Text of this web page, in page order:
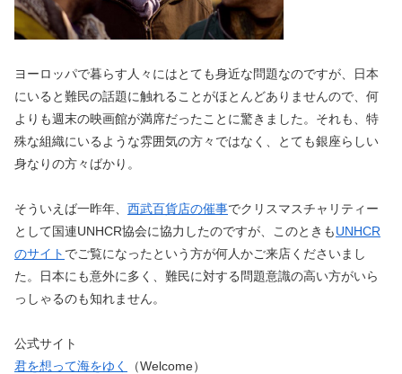
ヨーロッパで暮らす人々にはとても身近な問題なのですが、日本
にいると難民の話題に触れることがほとんどありませんので、何
よりも週末の映画館が満席だったことに驚きました。それも、特
殊な組織にいるような雰囲気の方々ではなく、とても銀座らしい
身なりの方々ばかり。
そういえば一昨年、 西武百貨店の催事でクリスマスチャリティー
として国連UNHCR協会に協力したのですが、このときもUNHCR
のサイト でご覧になったという方が何人かご来店くださいまし
た。日本にも意外に多く、難民に対する問題意識の高い方がいら
っしゃるのも知れません。
公式サイト
君を想って海をゆく
（Welcome）